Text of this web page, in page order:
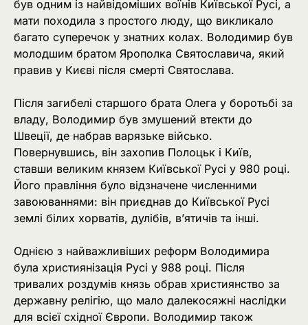
був одним із найвідоміших воїнів Київської Русі, а
мати походила з простого люду, що викликало
багато суперечок у знатних колах. Володимир був
молодшим братом Ярополка Святославича, який
правив у Києві після смерті Святослава.
Після загибелі старшого брата Олега у боротьбі за
владу, Володимир був змушений втекти до
Швеції, де набрав варязьке військо.
Повернувшись, він захопив Полоцьк і Київ,
ставши великим князем Київської Русі у 980 році.
Його правління було відзначене численними
завоюваннями: він приєднав до Київської Русі
землі білих хорватів, дулібів, в’ятичів та інші.
Однією з найважливіших реформ Володимира
була християнізація Русі у 988 році. Після
тривалих роздумів князь обрав християнство за
державну релігію, що мало далекосяжні наслідки
для всієї східної Європи. Володимир також